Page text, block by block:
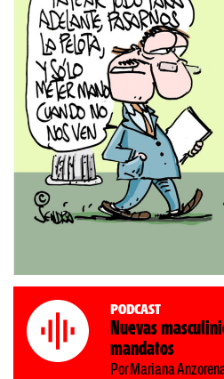
Podcast
Nuevas
mandatos
Por Mariana